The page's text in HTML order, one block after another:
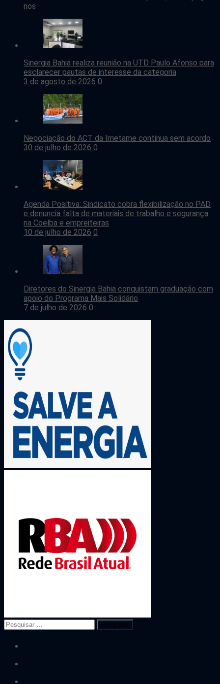
nos
Sinergia Bahia realiza reunião na UTD Paulo Afonso para
esclarecer pautas de interesse da categoria
3 de agosto de 2026 0
Negociação do ACT da Imetame continua sem acordo
30 de julho de 2026 0
Agenda Positiva: Sindicato cobra flexibilização no PAD
e denuncia falta de materiais de trabalho e segurança
na Coelba e empreiteiras
10 de julho de 2026 0
Diretores do Sinergia Bahia conquistam graduação com
apoio do Programa Mais Solidário
7 de julho de 2026 0
Pesquisar